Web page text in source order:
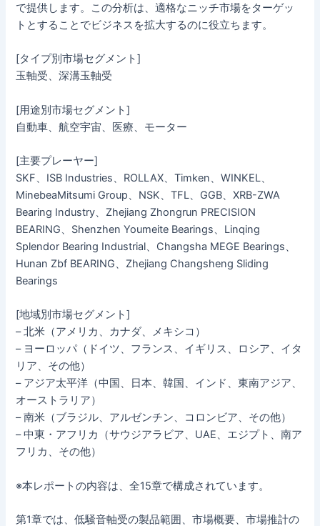
で提供します。この分析は、適格なニッチ市場をターゲッ
トとすることでビジネスを拡大するのに役立ちます。
[タイプ別市場セグメント]
玉軸受、深溝玉軸受
[用途別市場セグメント]
自動車、航空宇宙、医療、モーター
[主要プレーヤー]
SKF、ISB Industries、ROLLAX、Timken、WINKEL、
MinebeaMitsumi Group、NSK、TFL、GGB、XRB-ZWA
Bearing Industry、Zhejiang Zhongrun PRECISION
BEARING、Shenzhen Youmeite Bearings、Linqing
Splendor Bearing Industrial、Changsha MEGE Bearings、
Hunan Zbf BEARING、Zhejiang Changsheng Sliding
Bearings
[地域別市場セグメント]
– 北米（アメリカ、カナダ、メキシコ）
– ヨーロッパ（ドイツ、フランス、イギリス、ロシア、イタ
リア、その他）
– アジア太平洋（中国、日本、韓国、インド、東南アジア、
オーストラリア）
– 南米（ブラジル、アルゼンチン、コロンビア、その他）
– 中東・アフリカ（サウジアラビア、UAE、エジプト、南ア
フリカ、その他）
※本レポートの内容は、全15章で構成されています。
第1章では、低騒音軸受の製品範囲、市場概要、市場推計の